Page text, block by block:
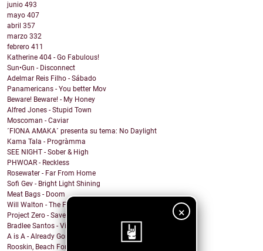
×
junio 493
mayo 407
abril 357
marzo 332
febrero 411
Katherine 404 - Go Fabulous!
Sun•Gun - Disconnect
Adelmar Reis Filho - Sábado
Panamericans - You better Mov
Beware! Beware! - My Honey
Alfred Jones - Stupid Town
Moscoman - Caviar
´FIONA AMAKA´ presenta su tema: No Daylight
Kama Tala - Progràmma
SEE NIGHT - Sober & High
PHWOAR - Reckless
Rosewater - Far From Home
Sofi Gev - Bright Light Shining
Meat Bags - Doom
Will Walton - The Fine Line
Project Zero - Save the Date
Bradlee Santos - Violent Kiss
A is A - Already Gone
Rooskin, Beach For Tiger - Forever This Way